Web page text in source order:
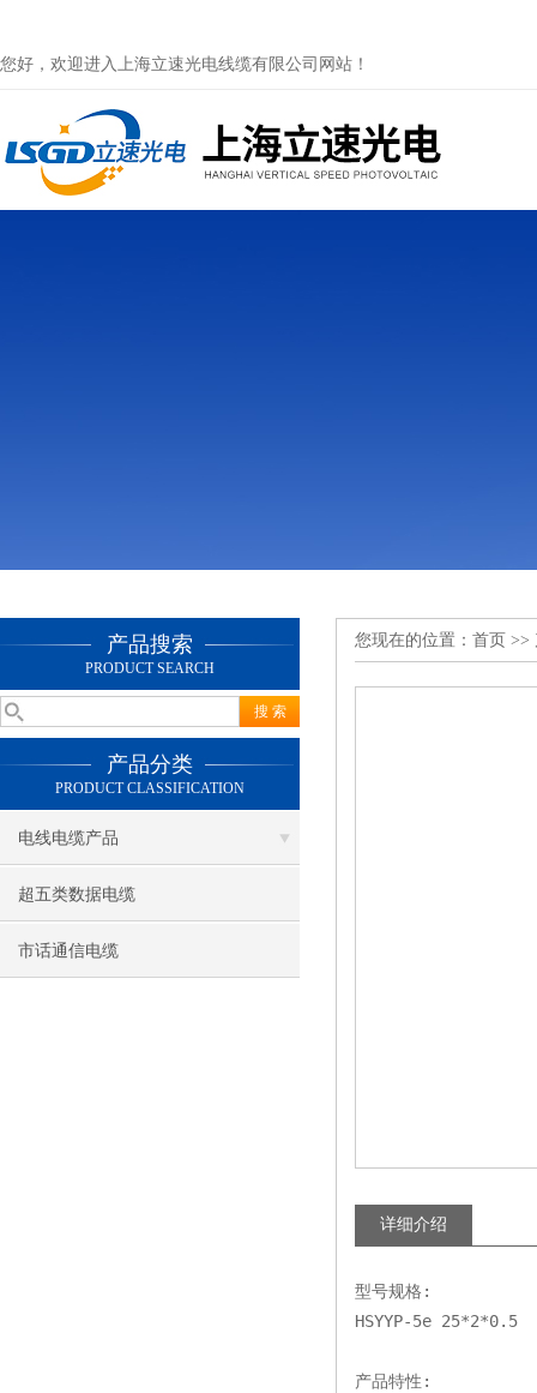
您好，欢迎进入上海立速光电线缆有限公司网站！
产品搜索
PRODUCT SEARCH
产品分类
PRODUCT CLASSIFICATION
电线电缆产品
超五类数据电缆
市话通信电缆
您现在的位置： 首页 >>
详细介绍
型号规格:
HSYYP-5e 25*2*0.5
产品特性: